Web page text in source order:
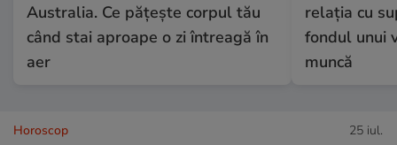
Australia. Ce pățește corpul tău
când stai aproape o zi întreagă în
aer
relația cu
fondul unui
muncă
Horoscop 25 iul.